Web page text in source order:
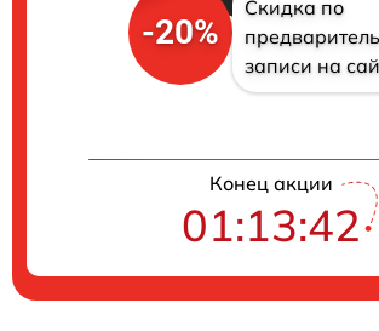
-20%
Скидка по
записи на
Конец акции
01:13:41